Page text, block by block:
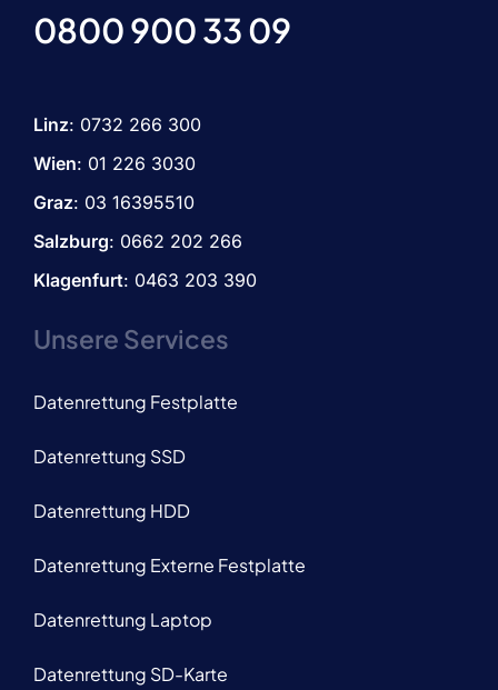
0800 900 33 09
Linz: 0732 266 300
Wien: 01 226 3030
Graz: 03 16395510
Salzburg: 0662 202 266
Klagenfurt: 0463 203 390
Unsere Services
Datenrettung Festplatte
Datenrettung SSD
Datenrettung HDD
Datenrettung Externe Festplatte
Datenrettung Laptop
Datenrettung SD-Karte